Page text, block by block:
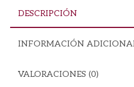
DESCRIPCIÓN
INFORMACIÓN
VALORACIONES (0)